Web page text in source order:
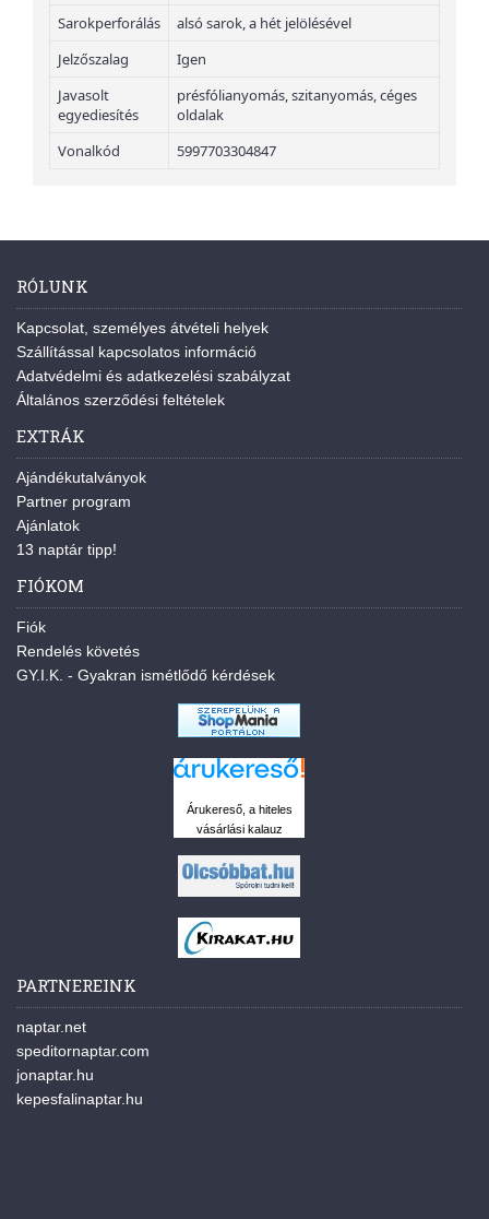
Sarokperforálás
alsó sarok, a hét jelölésével
Jelzőszalag
Igen
Javasolt
egyediesítés
présfólianyomás, szitanyomás, céges
oldalak
Vonalkód
5997703304847
RÓLUNK
Kapcsolat, személyes átvételi helyek
Szállítással kapcsolatos információ
Adatvédelmi és adatkezelési szabályzat
Általános szerződési feltételek
EXTRÁK
Ajándékutalványok
Partner program
Ajánlatok
13 naptár tipp!
FIÓKOM
Fiók
Rendelés követés
GY.I.K. - Gyakran ismétlődő kérdések
Árukereső, a hiteles
vásárlási kalauz
PARTNEREINK
naptar.net
speditornaptar.com
jonaptar.hu
kepesfalinaptar.hu